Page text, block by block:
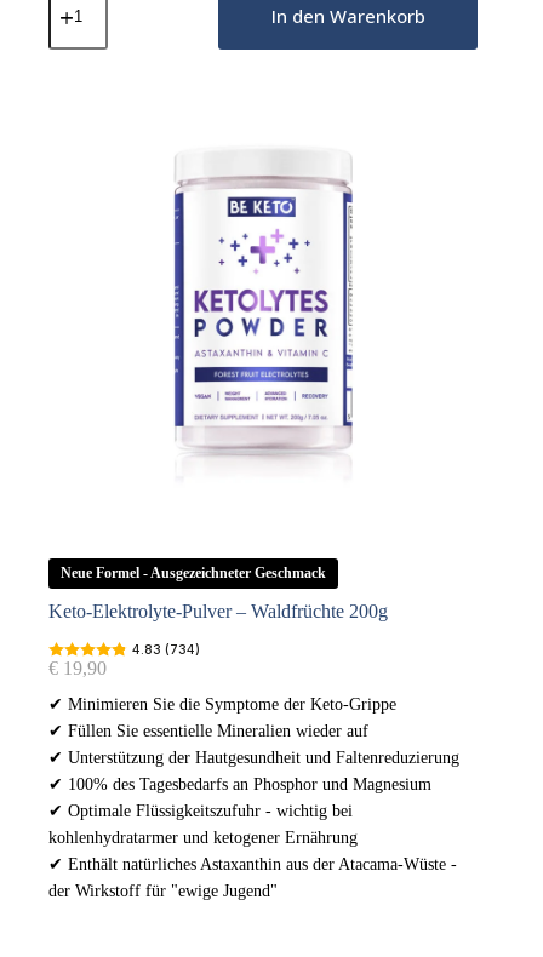
Elektrolyte-
–
In den Warenkorb
Neue Formel - Ausgezeichneter Geschmack
Keto-Elektrolyte-Pulver – Waldfrüchte 200g
4.83 (734)
€ 19,90
✔ Minimieren Sie die Symptome der Keto-Grippe
✔ Füllen Sie essentielle Mineralien wieder auf
✔ Unterstützung der Hautgesundheit und Faltenreduzierung
✔ 100% des Tagesbedarfs an Phosphor und Magnesium
✔ Optimale Flüssigkeitszufuhr - wichtig bei
kohlenhydratarmer und ketogener Ernährung
✔ Enthält natürliches Astaxanthin aus der Atacama-Wüste -
der Wirkstoff für "ewige Jugend"